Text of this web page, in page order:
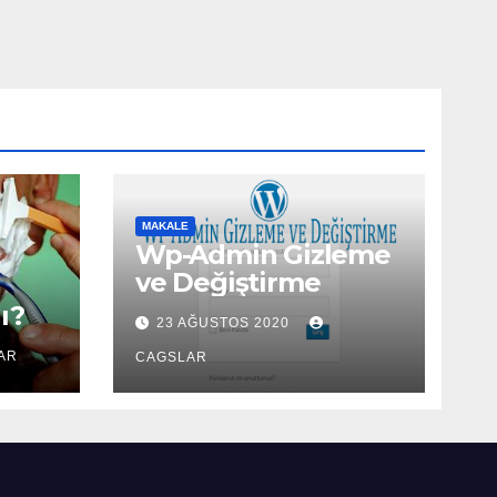
MAKALE
Wp-Admin Gizleme
ve Değiştirme
23 AĞUSTOS 2020
CAGSLAR